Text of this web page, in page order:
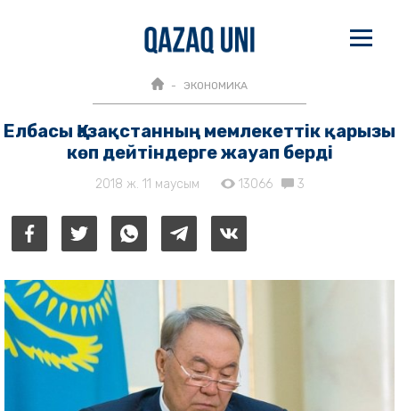
ЭКОНОМИКА
Елбасы Қазақстанның мемлекеттік қарызы
көп дейтіндерге жауап берді
2018 ж. 11 маусым 13066 3